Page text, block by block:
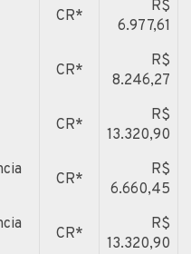
CR*
R$
6.977,61
CR*
R$
8.246,27
CR*
R$
13.320,90
CR*
R$
6.660,45
CR*
R$
13.320,90